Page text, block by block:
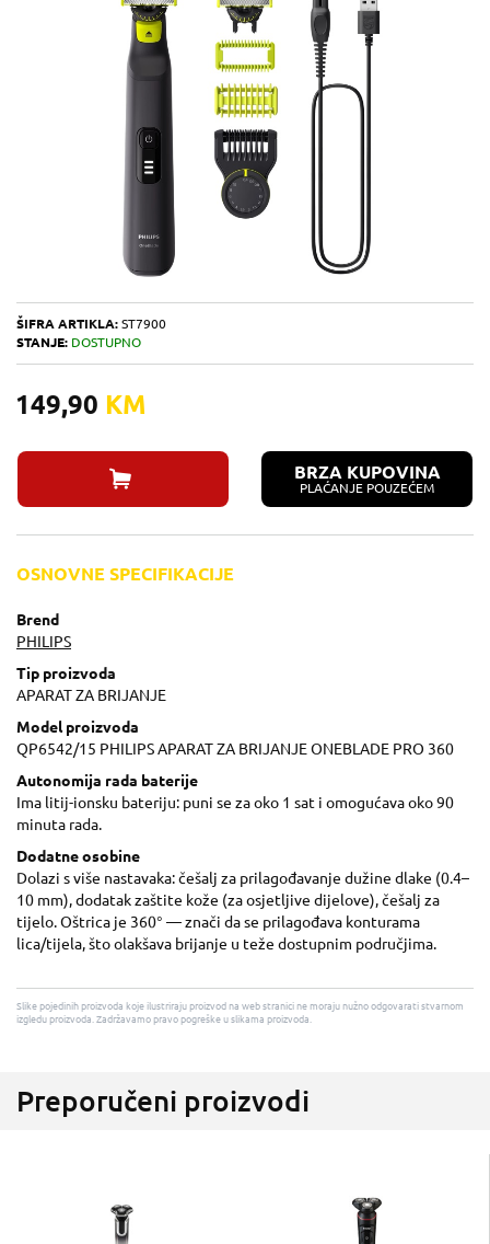
ŠIFRA ARTIKLA: ST7900
STANJE: DOSTUPNO
149,90 KM
BRZA KUPOVINA
PLAĆANJE POUZEĆEM
OSNOVNE SPECIFIKACIJE
Brend
PHILIPS
Tip proizvoda
APARAT ZA BRIJANJE
Model proizvoda
QP6542/15 PHILIPS APARAT ZA BRIJANJE ONEBLADE PRO 360
Autonomija rada baterije
Ima litij-ionsku bateriju: puni se za oko 1 sat i omogućava oko 90
minuta rada.
Dodatne osobine
Dolazi s više nastavaka: češalj za prilagođavanje dužine dlake (0.4–
10 mm), dodatak zaštite kože (za osjetljive dijelove), češalj za
tijelo. Oštrica je 360° — znači da se prilagođava konturama
lica/tijela, što olakšava brijanje u teže dostupnim područjima.
Slike pojedinih proizvoda koje ilustriraju proizvod na web stranici ne moraju nužno odgovarati stvarnom
izgledu proizvoda. Zadržavamo pravo pogreške u slikama proizvoda.
Preporučeni proizvodi